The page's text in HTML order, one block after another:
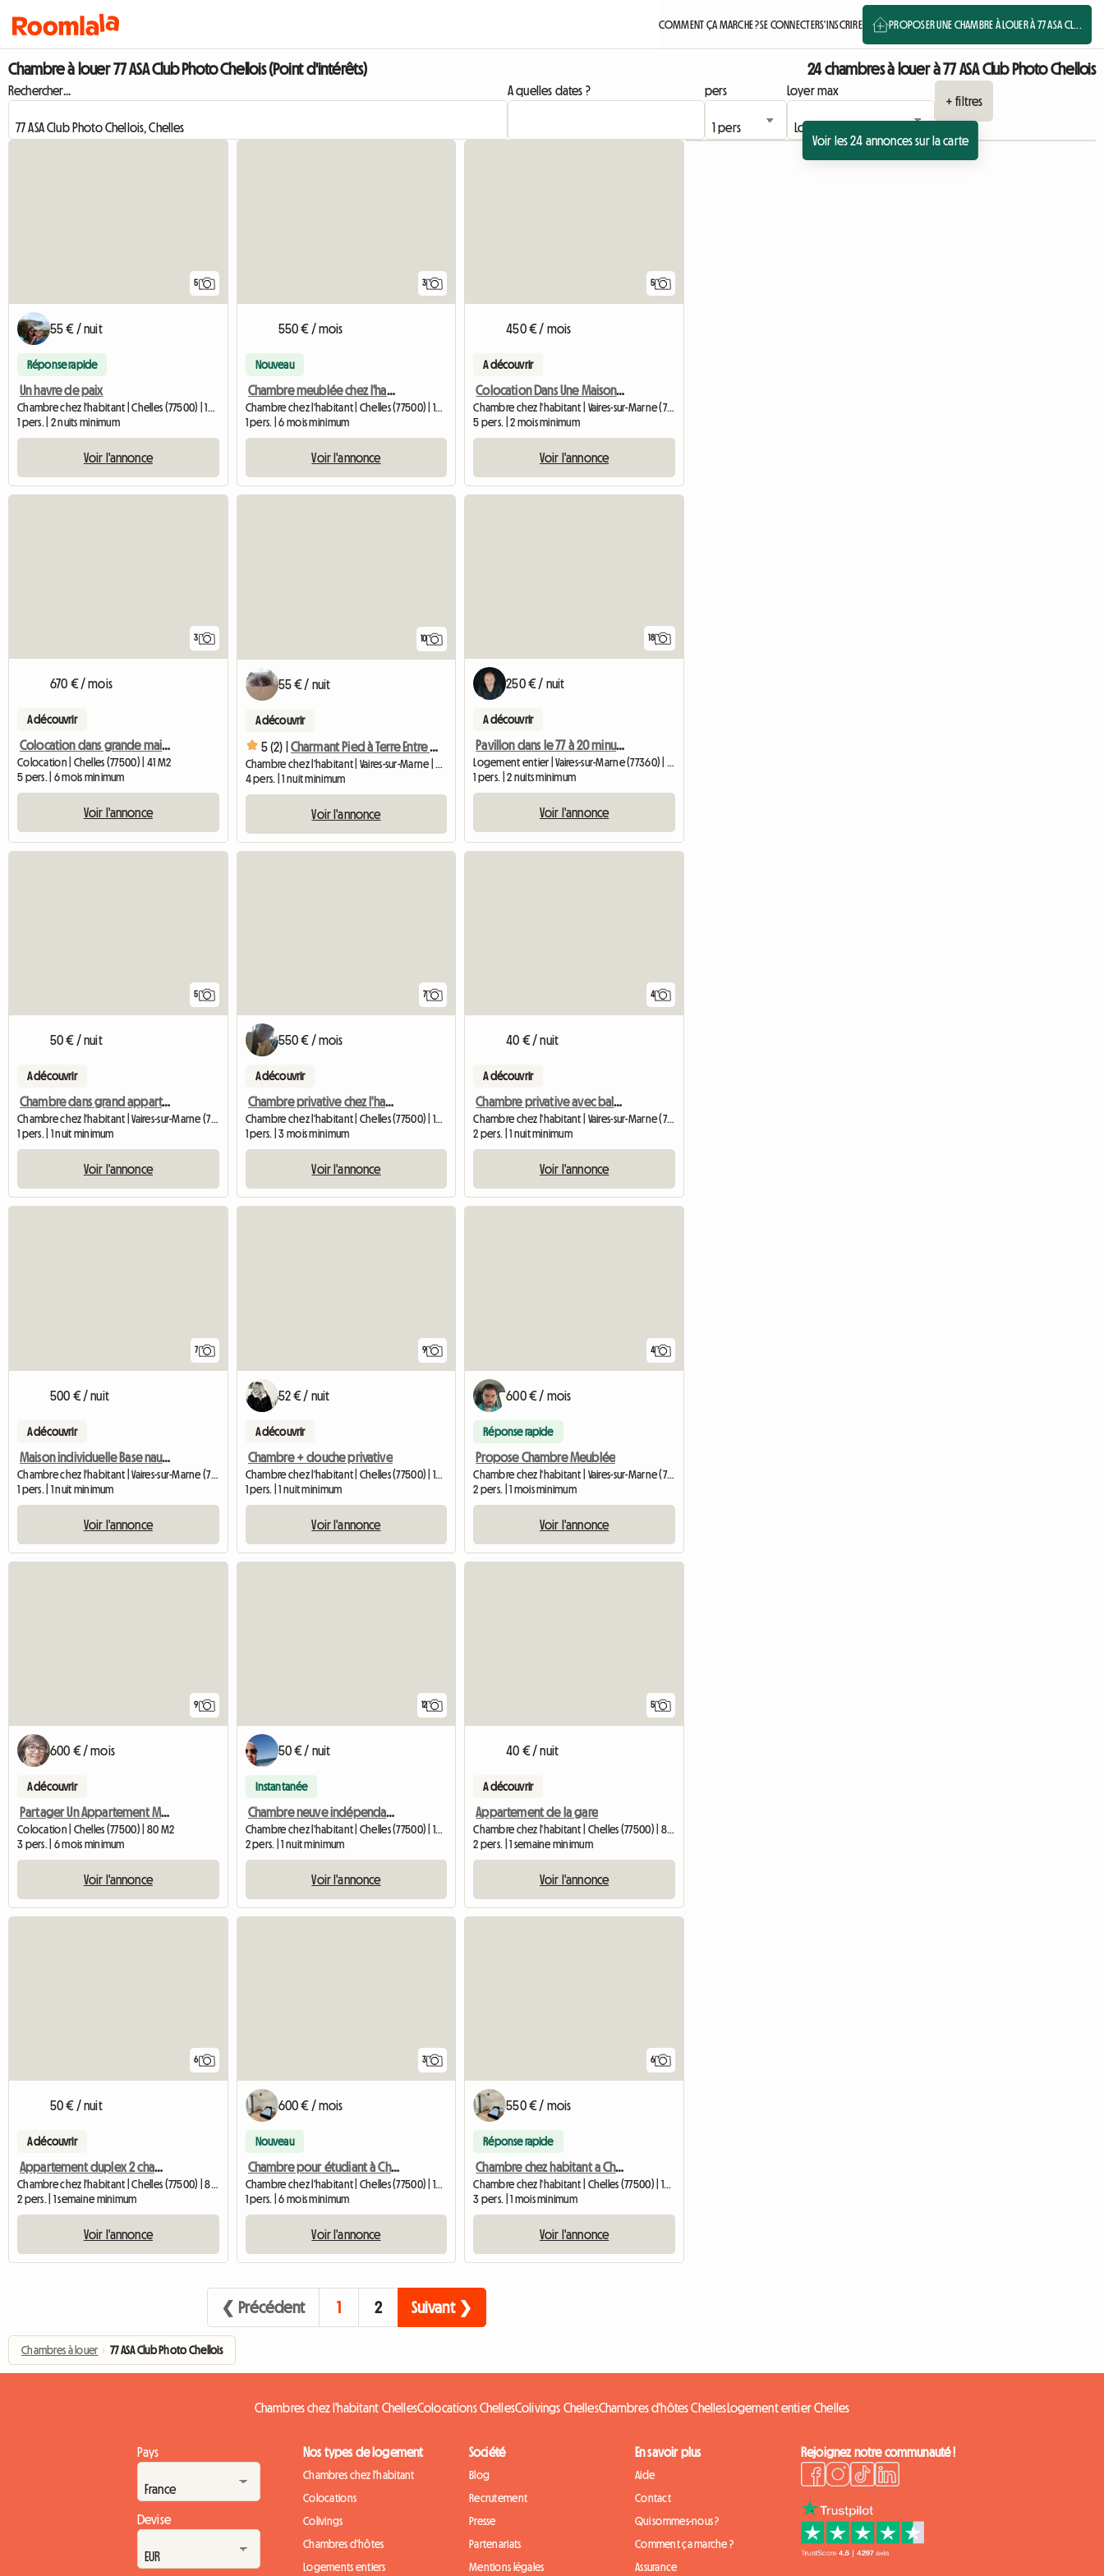
COMMENT ÇA MARCHE ?SE CONNECTERS'INSCRIRE PROPOSER UNE CHAMBRE À LOUER À 77 ASA CL...
Chambre à louer 77 ASA Club Photo Chellois (Point d'intérêts) 24 chambres à louer à 77 ASA Club Photo Chellois
Rechercher... A quelles dates ? pers
Loyer max
+ filtres
Voir les 24 annonces sur la carte
5
55 € / nuit
Réponse rapide
Un havre de paix
Chambre chez l'habitant | Chelles (77500) | 14 M2
1 pers. | 2 nuits minimum
Voir l'annonce
3
550 € / mois
Nouveau
Chambre meublée chez l'habitant – Chelles – Idéal étudiant
Chambre chez l'habitant | Chelles (77500) | 10 M2
1 pers. | 6 mois minimum
Voir l'annonce
5
450 € / mois
A découvrir
Colocation Dans Une Maison De 160 M2
Chambre chez l'habitant | Vaires-sur-Marne (77360)
5 pers. | 2 mois minimum
Voir l'annonce
3
670 € / mois
A découvrir
Colocation dans grande maison de 260m2
Colocation | Chelles (77500) | 41 M2
5 pers. | 6 mois minimum
Voir l'annonce
10
55 € / nuit
A découvrir
5 (2) | Charmant Pied à Terre Entre Paris Et Disyneland
Chambre chez l'habitant | Vaires-sur-Marne | 35 M2
4 pers. | 1 nuit minimum
Voir l'annonce
18
250 € / nuit
A découvrir
Pavillon dans le 77 à 20 minutes de Paris et d'Eurodisney
Logement entier | Vaires-sur-Marne (77360) | 95 M2
1 pers. | 2 nuits minimum
Voir l'annonce
5
50 € / nuit
A découvrir
Chambre dans grand appartement
Chambre chez l'habitant | Vaires-sur-Marne (77360) | 12 M2
1 pers. | 1 nuit minimum
Voir l'annonce
7
550 € / mois
A découvrir
Chambre privative chez l'habitant à Chelles
Chambre chez l'habitant | Chelles (77500) | 13 M2
1 pers. | 3 mois minimum
Voir l'annonce
4
40 € / nuit
A découvrir
Chambre privative avec balcon qui touche la forêt
Chambre chez l'habitant | Vaires-sur-Marne (77360) | 18 M2
2 pers. | 1 nuit minimum
Voir l'annonce
7
500 € / nuit
A découvrir
Maison individuelle Base nautique JO2024
Chambre chez l'habitant | Vaires-sur-Marne (77360) | 90 M2
1 pers. | 1 nuit minimum
Voir l'annonce
9
52 € / nuit
A découvrir
Chambre + douche privative
1 pers. | 1 nuit minimum
Voir l'annonce
4
600 € / mois
Réponse rapide
Propose Chambre Meublée
Chambre chez l'habitant | Vaires-sur-Marne (77360) | 12 M2
2 pers. | 1 mois minimum
Voir l'annonce
9
600 € / mois
A découvrir
Partager Un Appartement Meublé
Colocation | Chelles (77500) | 80 M2
3 pers. | 6 mois minimum
Voir l'annonce
12
50 € / nuit
Instantanée
Chambre neuve indépendante
Chambre chez l'habitant | Chelles (77500) | 15 M2
2 pers. | 1 nuit minimum
Voir l'annonce
5
40 € / nuit
A découvrir
Appartement de la gare
Chambre chez l'habitant | Chelles (77500) | 85 M2
2 pers. | 1 semaine minimum
Voir l'annonce
6
50 € / nuit
A découvrir
Appartement duplex 2 chambres pour colocation ou famille
Chambre chez l'habitant | Chelles (77500) | 85 M2
2 pers. | 1 semaine minimum
Voir l'annonce
3
600 € / mois
Nouveau
Chambre pour étudiant à Chelles-Gournay
Chambre chez l'habitant | Chelles (77500) | 15 M2
1 pers. | 6 mois minimum
Voir l'annonce
6
550 € / mois
Réponse rapide
Chambre chez habitant a Chelles proche gare rer - 15mn Paris
Chambre chez l'habitant | Chelles (77500) | 15 M2
3 pers. | 1 mois minimum
Voir l'annonce
❮ Précédent 1 2 Suivant ❯
Chambres à louer › 77 ASA Club Photo Chellois
Chambres chez l'habitant ChellesColocations ChellesColivings ChellesChambres d'hôtes Chelles Logement entier Chelles
Pays
Devise
Nos types de logement
Chambres chez l'habitant
Colocations
Colivings
Chambres d'hôtes
Logements entiers
Société
Blog
Recrutement
Presse
Partenariats
Mentions légales
En savoir plus
Aide
Contact
Qui sommes-nous ?
Comment ça marche ?
Assurance
Rejoignez notre communauté !